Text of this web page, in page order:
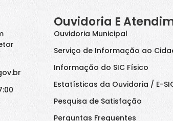
Ouvidoria E
Ouvidoria Municipal
Serviço de Informação ao
Informação do SIC Físico
Estatísticas da Ouvidoria / E-
Pesquisa de Satisfação
Perguntas Frequentes